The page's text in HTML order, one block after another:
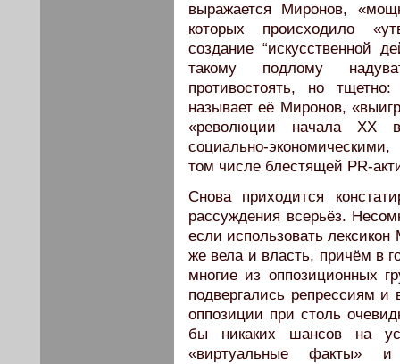
выражается Миронов,
которых происходило
создание “искусственной
такому подлому
противостоять, но тщетно:
называет её Миронов,
«революции начала ХХ
социально-
том числе блестящей PR-
Снова приходится
рассуждения всерьёз.
если использовать
же вела и власть, причём в
многие из оппозиционных
подвергались репрессиям
оппозиции при столь
бы никаких шансов на
«виртуальные факты» и